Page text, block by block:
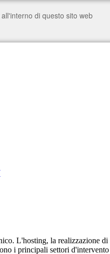
L'hosting, la realizzazione
i principali settori